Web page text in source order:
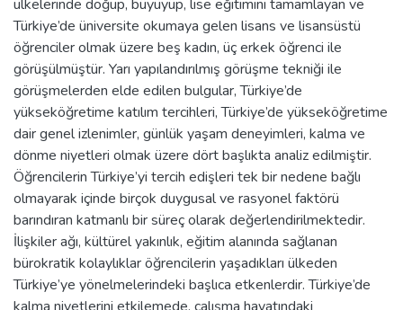
ülkelerinde doğup, büyüyüp, lise eğitimini tamamlayan ve
Türkiye’de üniversite okumaya gelen lisans ve lisansüstü
öğrenciler olmak üzere beş kadın, üç erkek öğrenci ile
görüşülmüştür. Yarı yapılandırılmış görüşme tekniği ile
görüşmelerden elde edilen bulgular, Türkiye’de
yükseköğretime katılım tercihleri, Türkiye’de yükseköğretime
dair genel izlenimler, günlük yaşam deneyimleri, kalma ve
dönme niyetleri olmak üzere dört başlıkta analiz edilmiştir.
Öğrencilerin Türkiye’yi tercih edişleri tek bir nedene bağlı
olmayarak içinde birçok duygusal ve rasyonel faktörü
barındıran katmanlı bir süreç olarak değerlendirilmektedir.
İlişkiler ağı, kültürel yakınlık, eğitim alanında sağlanan
bürokratik kolaylıklar öğrencilerin yaşadıkları ülkeden
Türkiye’ye yönelmelerindeki başlıca etkenlerdir. Türkiye’de